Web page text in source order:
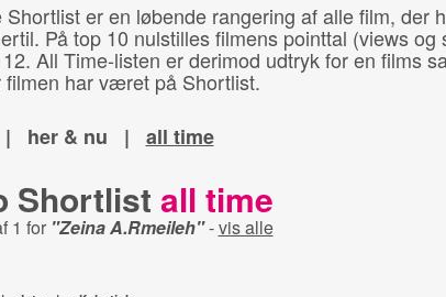
Shortlist er en løbende rangering af alle film, der
På top 10 nulstilles filmens pointtal (views og
All Time-listen er derimod udtryk for en films
filmen har været på Shortlist.
| her & nu | all time
Shortlist all time
1 for "Zeina A.Rmeileh"-vis alle